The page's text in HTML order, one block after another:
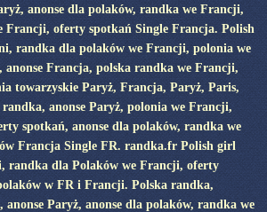
anonse dla polaków, randka we Francji,
Francji, oferty spotkań Single Francja. Polish
randka dla polaków we Francji, polonia we
Francja, polska randka we Francji,
towarzyskie Paryż, Francja, Paryż, Paris,
anonse Paryż, polonia we Francji,
spotkań, anonse dla polaków, randka we
Francja Single FR. randka.fr Polish girl
randka dla Polaków we Francji, oferty
w FR i Francji. Polska randka,
anonse Paryż, anonse dla polaków, randka we